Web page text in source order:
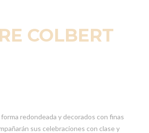
COLBERT
redondeada y decorados con finas
sus celebraciones con clase y